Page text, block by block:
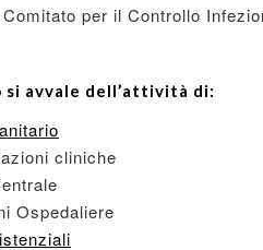
per il Controllo
avvale dell’attività di:
cliniche
Ospedaliere